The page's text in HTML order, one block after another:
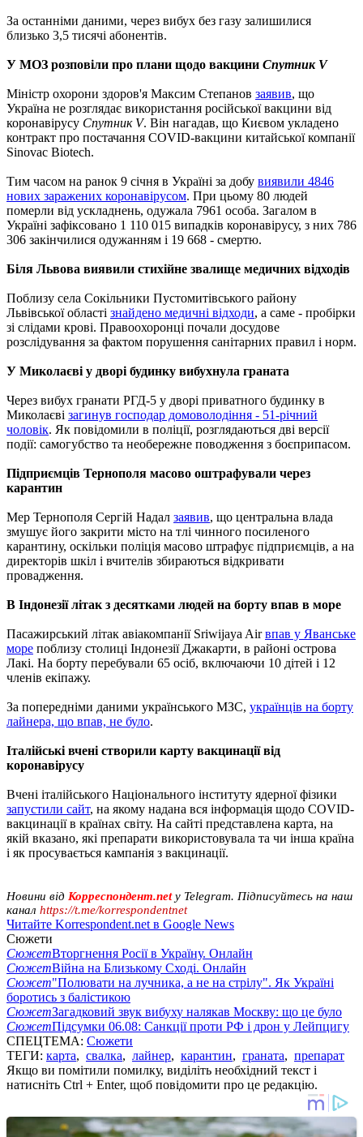
За останніми даними, через вибух без газу залишилися
близько 3,5 тисячі абонентів.
У МОЗ розповіли про плани щодо вакцини Спутник V
Міністр охорони здоров'я Максим Степанов заявив, що
Україна не розглядає використання російської вакцини від
коронавірусу Спутник V. Він нагадав, що Києвом укладено
контракт про постачання COVID-вакцини китайської компанії
Sinovac Biotech.
Тим часом на ранок 9 січня в Україні за добу виявили 4846
нових заражених коронавірусом. При цьому 80 людей
померли від ускладнень, одужала 7961 особа. Загалом в
Україні зафіксовано 1 110 015 випадків коронавірусу, з них 786
306 закінчилися одужанням і 19 668 - смертю.
Біля Львова виявили стихійне звалище медичних відходів
Поблизу села Сокільники Пустомитівського району
Львівської області знайдено медичні відходи, а саме - пробірки
зі слідами крові. Правоохоронці почали досудове
розслідування за фактом порушення санітарних правил і норм.
У Миколаєві у дворі будинку вибухнула граната
Через вибух гранати РГД-5 у дворі приватного будинку в
Миколаєві загинув господар домоволодіння - 51-річний
чоловік. Як повідомили в поліції, розглядаються дві версії
події: самогубство та необережне поводження з боєприпасом.
Підприємців Тернополя масово оштрафували через
карантин
Мер Тернополя Сергій Надал заявив, що центральна влада
змушує його закрити місто на тлі чинного посиленого
карантину, оскільки поліція масово штрафує підприємців, а на
директорів шкіл і вчителів збираються відкривати
провадження.
В Індонезії літак з десятками людей на борту впав в море
Пасажирський літак авіакомпанії Sriwijaya Airвпав у Яванське
море поблизу столиці Індонезії Джакарти, в районі острова
Лакі. На борту перебували 65 осіб, включаючи 10 дітей і 12
членів екіпажу.
За попередніми даними українського МЗС, українців на борту
лайнера, що впав, не було.
Італійські вчені створили карту вакцинації від
коронавірусу
Вчені італійського Національного інституту ядерної фізики
запустили сайт, на якому надана вся інформація щодо COVID-
вакцинації в країнах світу. На сайті представлена ​​карта, на
якій вказано, які препарати використовувала та чи інша країна
і як просувається кампанія з вакцинації.
Новини від Корреспондент.netу Telegram. Підписуйтесь на наш
канал https://t.me/korrespondentnet
Читайте Korrespondent.net в Google News
Сюжети
СюжетВторгнення Росії в Україну. Онлайн
СюжетВійна на Близькому Сході. Онлайн
Сюжет"Полювати на лучника, а не на стрілу". Як Україні
боротись з балістикою
СюжетЗагадковий звук вибуху налякав Москву: що це було
СюжетПідсумки 06.08: Санкції проти РФ і дрон у Лейпцигу
СПЕЦТЕМА: Сюжети
ТЕГИ: карта, свалка, лайнер, карантин, граната, препарат
Якщо ви помітили помилку, виділіть необхідний текст і
натисніть Ctrl + Enter, щоб повідомити про це редакцію.